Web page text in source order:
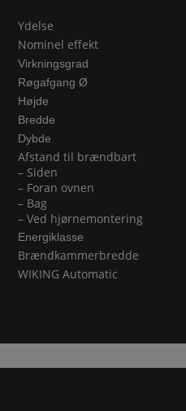
Ydelse
Nominel effekt
Virkningsgrad
Røgafgang Ø
Højde
Bredde
Dybde
Afstand til brændbart
– Siden
– Foran ovnen
– Bag
– Ved hjørnemontering
Energiklasse
Brændkammerbredde
WIKING Automatic